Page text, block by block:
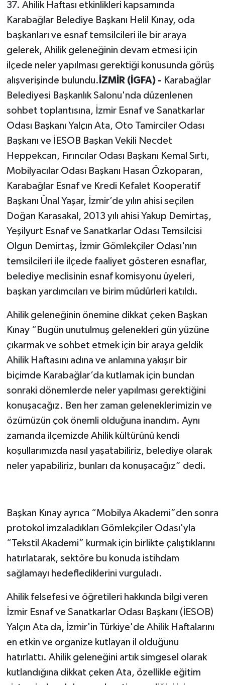
37. Ahilik Haftası etkinlikleri kapsamında
Karabağlar Belediye Başkanı Helil Kınay, oda
başkanları ve esnaf temsilcileri ile bir araya
gelerek, Ahilik geleneğinin devam etmesi için
ilçede neler yapılması gerektiği konusunda görüş
alışverişinde bulundu. İZMİR (İGFA) - Karabağlar
Belediyesi Başkanlık Salonu'nda düzenlenen
sohbet toplantısına, İzmir Esnaf ve Sanatkarlar
Odası Başkanı Yalçın Ata, Oto Tamirciler Odası
Başkanı ve İESOB Başkan Vekili Necdet
Heppekcan, Fırıncılar Odası Başkanı Kemal Sırtı,
Mobilyacılar Odası Başkanı Hasan Özkoparan,
Karabağlar Esnaf ve Kredi Kefalet Kooperatif
Başkanı Ünal Yaşar, İzmir’de yılın ahisi seçilen
Doğan Karasakal, 2013 yılı ahisi Yakup Demirtaş,
Yeşilyurt Esnaf ve Sanatkarlar Odası Temsilcisi
Olgun Demirtaş, İzmir Gömlekçiler Odası'nın
temsilcileri ile ilçede faaliyet gösteren esnaflar,
belediye meclisinin esnaf komisyonu üyeleri,
başkan yardımcıları ve birim müdürleri katıldı.
Ahilik geleneğinin önemine dikkat çeken Başkan
Kınay “Bugün unutulmuş gelenekleri gün yüzüne
çıkarmak ve sohbet etmek için bir araya geldik
Ahilik Haftasını adına ve anlamına yakışır bir
biçimde Karabağlar’da kutlamak için bundan
sonraki dönemlerde neler yapılması gerektiğini
konuşacağız. Ben her zaman geleneklerimizin ve
özümüzün çok önemli olduğuna inandım. Aynı
zamanda ilçemizde Ahilik kültürünü kendi
koşullarımızda nasıl yaşatabiliriz, belediye olarak
neler yapabiliriz, bunları da konuşacağız” dedi.
Başkan Kınay ayrıca “Mobilya Akademi”den sonra
protokol imzaladıkları Gömlekçiler Odası'yla
“Tekstil Akademi” kurmak için birlikte çalıştıklarını
hatırlatarak, sektöre bu konuda istihdam
sağlamayı hedeflediklerini vurguladı.
Ahilik felsefesi ve öğretileri hakkında bilgi veren
İzmir Esnaf ve Sanatkarlar Odası Başkanı (İESOB)
Yalçın Ata da, İzmir'in Türkiye'de Ahilik Haftalarını
en etkin ve organize kutlayan il olduğunu
hatırlattı. Ahilik geleneğini artık simgesel olarak
kutlandığına dikkat çeken Ata, özellikle eğitim